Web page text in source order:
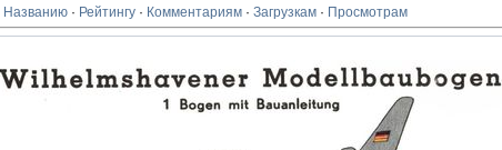
Названию · Рейтингу · Комментариям · Загрузкам · Просмотрам